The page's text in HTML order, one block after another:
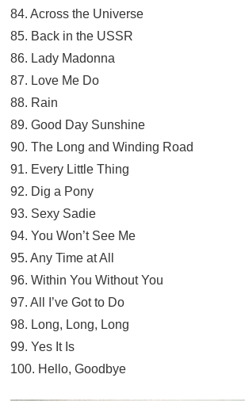
84. Across the Universe
85. Back in the USSR
86. Lady Madonna
87. Love Me Do
88. Rain
89. Good Day Sunshine
90. The Long and Winding Road
91. Every Little Thing
92. Dig a Pony
93. Sexy Sadie
94. You Won’t See Me
95. Any Time at All
96. Within You Without You
97. All I’ve Got to Do
98. Long, Long, Long
99. Yes It Is
100. Hello, Goodbye